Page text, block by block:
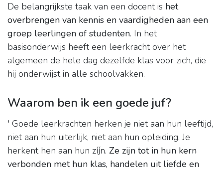
De belangrijkste taak van een docent is het
overbrengen van kennis en vaardigheden aan een
groep leerlingen of studenten. In het
basisonderwijs heeft een leerkracht over het
algemeen de hele dag dezelfde klas voor zich, die
hij onderwijst in alle schoolvakken.
Waarom ben ik een goede juf?
' Goede leerkrachten herken je niet aan hun leeftijd,
niet aan hun uiterlijk, niet aan hun opleiding. Je
herkent hen aan hun zíjn. Ze zijn tot in hun kern
verbonden met hun klas, handelen uit liefde en